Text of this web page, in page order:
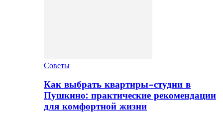
Советы
Как выбрать квартиры-студии в
Пушкино: практические рекомендации
для комфортной жизни